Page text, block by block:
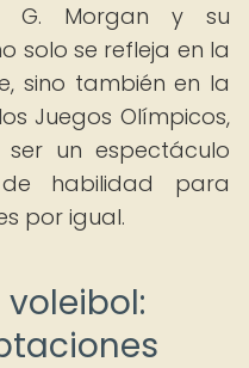
G. Morgan y su
solo se refleja en la
sino también en la
Juegos Olímpicos,
un espectáculo
habilidad para
por igual.